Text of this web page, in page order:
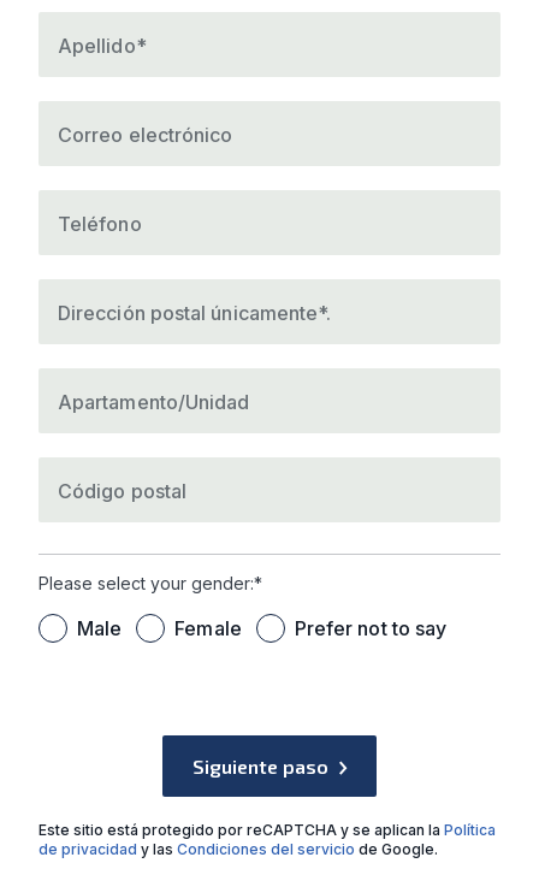
Apellido*
Correo electrónico
Teléfono
Dirección postal únicamente*.
Apartamento/Unidad
Código postal
Please select your gender:*
Male Female Prefer not to say
Siguiente paso
Este sitio está protegido por reCAPTCHA y se aplican la Política
de privacidad y las Condiciones del servicio de Google.